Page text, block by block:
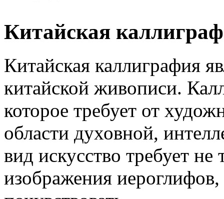
Китайская
Китайская каллиграфия
китайской живописи.
которое требует от
области духовной,
вид искусство требует не
изображения